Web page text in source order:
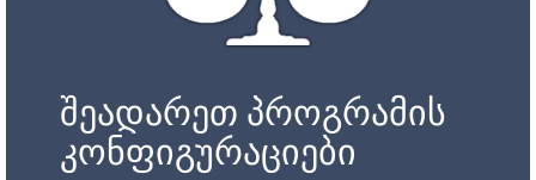
შეადარეთ პროგრამის
კონფიგურაციები